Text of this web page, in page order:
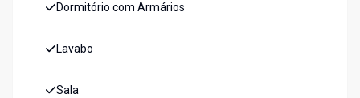
Dormitório com Armários
Lavabo
Sala